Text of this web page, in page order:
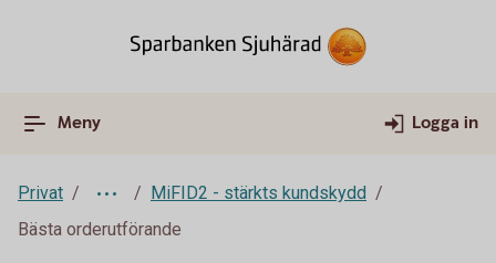
Meny Logga in
Privat
MiFID2 - stärkts kundskydd
Bästa orderutförande